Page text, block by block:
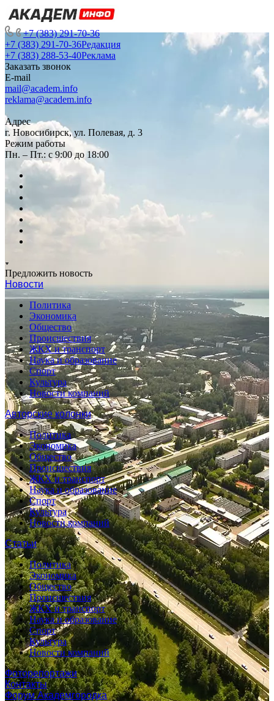
+7 (383) 291-70-36
+7 (383) 291-70-36Редакция
+7 (383) 288-53-40Реклама
Заказать звонок
E-mail
mail@academ.info
reklama@academ.info
Адрес
г. Новосибирск, ул. Полевая, д. 3
Режим работы
Пн. – Пт.: с 9:00 до 18:00
Предложить новость
Новости
Политика
Экономика
Общество
Происшествия
ЖКХ и транспорт
Наука и образование
Спорт
Культура
Новости компаний
Авторские колонки
Политика
Экономика
Общество
Происшествия
ЖКХ и транспорт
Наука и образование
Спорт
Культура
Новости компаний
Статьи
Политика
Экономика
Общество
Происшествия
ЖКХ и транспорт
Наука и образование
Спорт
Культура
Новости компаний
Фоторепортажи
Контакты
Форум Академгородка